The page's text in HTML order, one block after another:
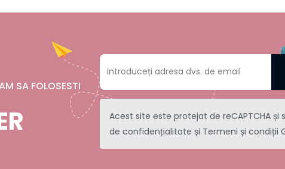
SA FOLOSESTI
Acest site este protejat de reCAPTCHA și
de confidențialitate și Termeni și condiții